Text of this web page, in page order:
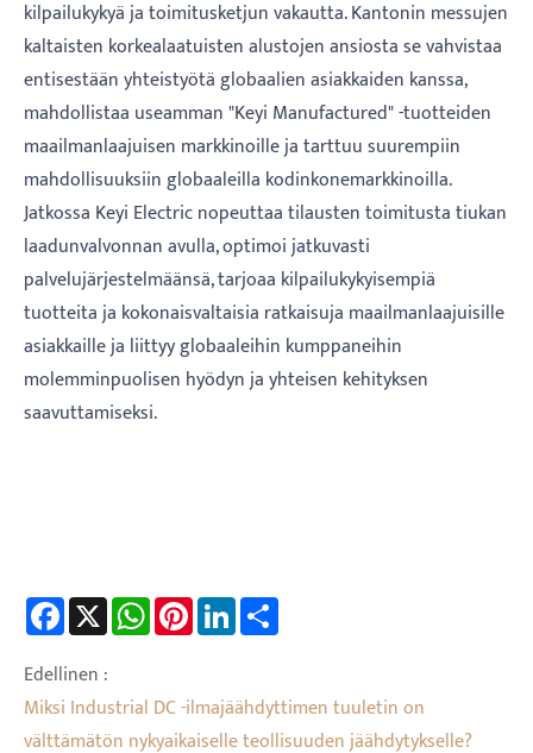
kilpailukykyä ja toimitusketjun vakautta. Kantonin messujen
kaltaisten korkealaatuisten alustojen ansiosta se vahvistaa
entisestään yhteistyötä globaalien asiakkaiden kanssa,
mahdollistaa useamman "Keyi Manufactured" -tuotteiden
maailmanlaajuisen markkinoille ja tarttuu suurempiin
mahdollisuuksiin globaaleilla kodinkonemarkkinoilla.
Jatkossa Keyi Electric nopeuttaa tilausten toimitusta tiukan
laadunvalvonnan avulla, optimoi jatkuvasti
palvelujärjestelmäänsä, tarjoaa kilpailukykyisempiä
tuotteita ja kokonaisvaltaisia ​​ratkaisuja maailmanlaajuisille
asiakkaille ja liittyy globaaleihin kumppaneihin
molemminpuolisen hyödyn ja yhteisen kehityksen
saavuttamiseksi.
Facebook WhatsAppPinterestLinkedIn
Edellinen :
Miksi Industrial DC -ilmajäähdyttimen tuuletin on
välttämätön nykyaikaiselle teollisuuden jäähdytykselle?